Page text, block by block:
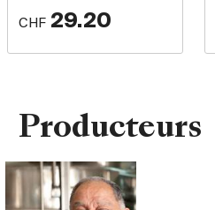
CHF 29.20
Producteurs